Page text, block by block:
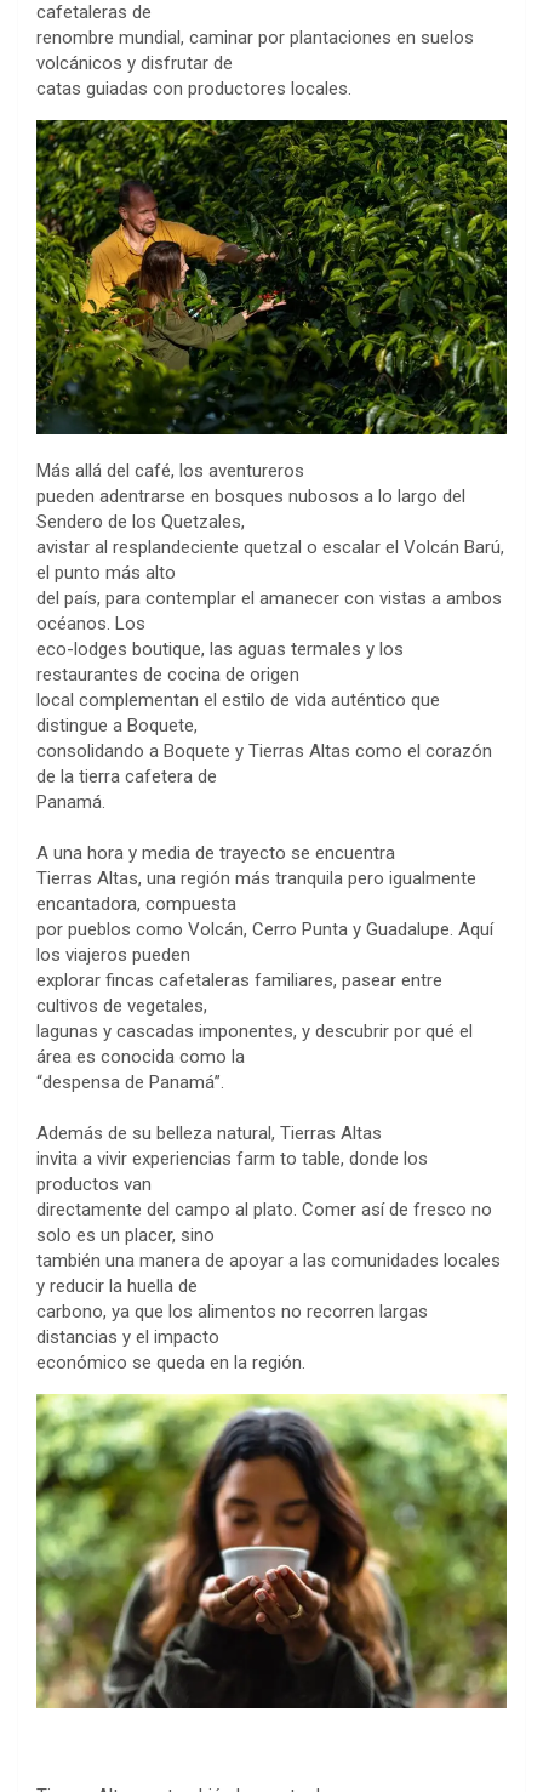
cafetaleras de
renombre mundial, caminar por plantaciones en suelos
volcánicos y disfrutar de
catas guiadas con productores locales.
Más allá del café, los aventureros
pueden adentrarse en bosques nubosos a lo largo del
Sendero de los Quetzales,
avistar al resplandeciente quetzal o escalar el Volcán Barú,
el punto más alto
del país, para contemplar el amanecer con vistas a ambos
océanos. Los
eco-lodges boutique, las aguas termales y los
restaurantes de cocina de origen
local complementan el estilo de vida auténtico que
distingue a Boquete,
consolidando a Boquete y Tierras Altas como el corazón
de la tierra cafetera de
Panamá.
A una hora y media de trayecto se encuentra
Tierras Altas, una región más tranquila pero igualmente
encantadora, compuesta
por pueblos como Volcán, Cerro Punta y Guadalupe. Aquí
los viajeros pueden
explorar fincas cafetaleras familiares, pasear entre
cultivos de vegetales,
lagunas y cascadas imponentes, y descubrir por qué el
área es conocida como la
“despensa de Panamá”.
Además de su belleza natural, Tierras Altas
invita a vivir experiencias farm to table, donde los
productos van
directamente del campo al plato. Comer así de fresco no
solo es un placer, sino
también una manera de apoyar a las comunidades locales
y reducir la huella de
carbono, ya que los alimentos no recorren largas
distancias y el impacto
económico se queda en la región.